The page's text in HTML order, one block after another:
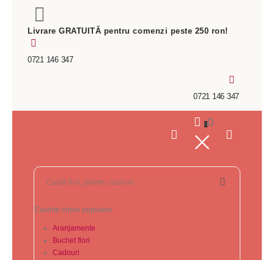
Livrare GRATUITĂ pentru comenzi peste 250 ron!
0721 146 347
0721 146 347
00
Cuvinte cheie populare
Aranjamente
Buchet flori
Cadouri